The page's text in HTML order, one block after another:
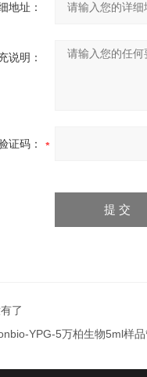
地址：
说明：
证码：
了
YPG-5万柏生物5ml样品